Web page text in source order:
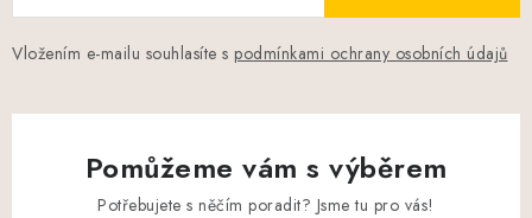
Vložením e-mailu souhlasíte s podmínkami ochrany osobních údajů
Pomůžeme vám s výběrem
Potřebujete s něčím poradit? Jsme tu pro vás!